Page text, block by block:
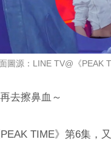
面圖源：LINE TV@《PEAK
去擦鼻血～
TIME》第6集，